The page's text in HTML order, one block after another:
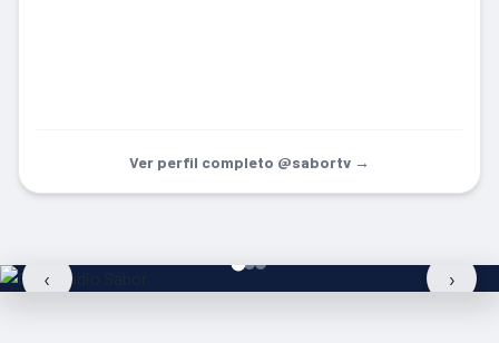
Ver perfil completo @sabortv →
‹ ›